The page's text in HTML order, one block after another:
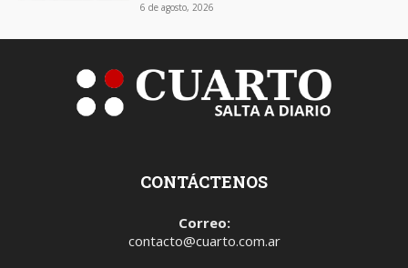
6 de agosto, 2026
CONTÁCTENOS
Correo:
contacto@cuarto.com.ar